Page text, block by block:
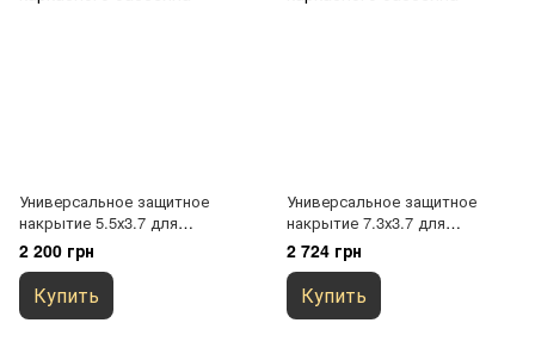
Универсальное защитное
накрытие 5.5х3.7 для
каркасного бассейна
2 200 грн
Купить
Универсальное защитное
накрытие 7.3х3.7 для
каркасного бассейна
2 724 грн
Купить